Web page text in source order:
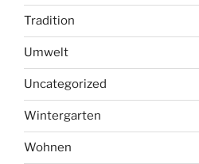
Tradition
Umwelt
Uncategorized
Wintergarten
Wohnen